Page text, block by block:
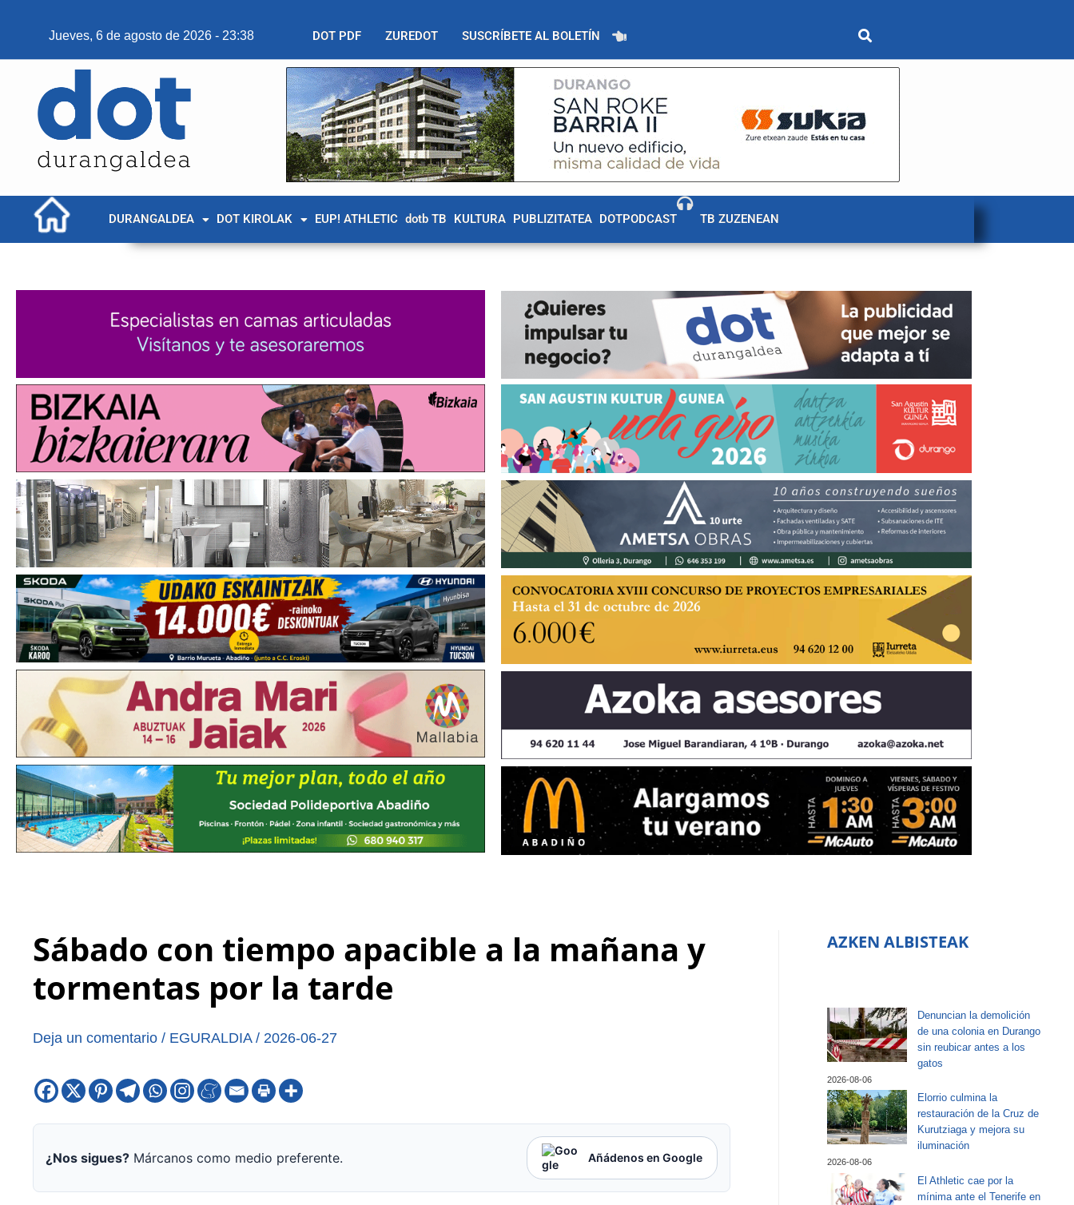
Jueves, 6 de agosto de 2026 - 23:38 DOT PDF ZUREDOT SUSCRÍBETE AL BOLETÍN
DURANGALDEA DOT KIROLAK EUP! ATHLETIC dotb TB KULTURA PUBLIZITATEA DOTPODCAST TB ZUZENEAN
Sábado con tiempo apacible a la mañana y
tormentas por la tarde
Deja un comentario / EGURALDIA/ 2026-06-27
¿Nos sigues?Márcanos como medio preferente. Añádenos en Google
AZKEN ALBISTEAK
Denuncian la demolición
de una colonia en Durango
sin reubicar antes a los
gatos
2026-08-06
Elorrio culmina la
restauración de la Cruz de
Kurutziaga y mejora su
iluminación
2026-08-06
El Athletic cae por la
mínima ante el Tenerife en